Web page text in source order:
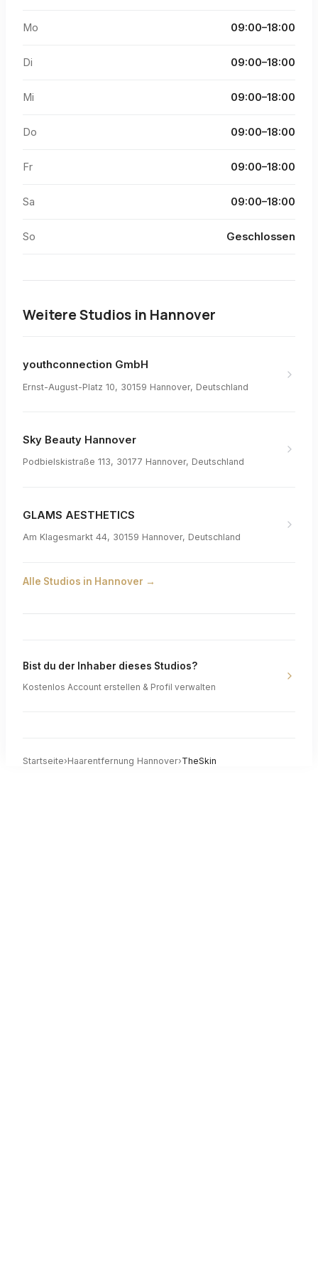
Mo 09:00–18:00
Di 09:00–18:00
Mi 09:00–18:00
Do 09:00–18:00
Fr 09:00–18:00
Sa 09:00–18:00
So Geschlossen
Weitere Studios in Hannover
youthconnection GmbH
Ernst-August-Platz 10, 30159 Hannover, Deutschland
Sky Beauty Hannover
Podbielskistraße 113, 30177 Hannover, Deutschland
GLAMS AESTHETICS
Am Klagesmarkt 44, 30159 Hannover, Deutschland
Alle Studios in Hannover →
Bist du der Inhaber dieses Studios?
Kostenlos Account erstellen & Profil verwalten
Startseite›Haarentfernung Hannover›TheSkin